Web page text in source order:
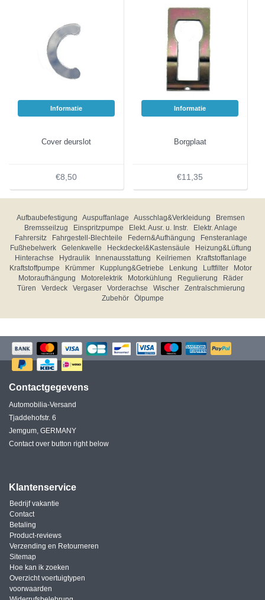
Informatie
Cover deurslot
€8,50
Informatie
Borgplaat
€11,35
Aufbaubefestigung Auspuffanlage Ausschlag&Verkleidung
Bremsen
Bremsseilzug
Einspritzpumpe Elekt. Ausr. u. Instr.
Elektr. Anlage
Fahrersitz
Fahrgestell-Blechteile Federn&Aufhängung
Fensteranlage
Fußhebelwerk
Gelenkwelle Heckdeckel&Kastensäule
Heizung&Lüftung
Hinterachse
Hydraulik Innenausstattung Keilriemen
Kraftstoffanlage
Kraftstoffpumpe
Krümmer Kupplung&Getriebe Lenkung Luftfilter
Motor
Motoraufhängung
Motorelektrik Motorkühlung Regulierung
Räder
Türen
Verdeck Vergaser Vorderachse Wischer
Zentralschmierung
Zubehör
Ölpumpe
Contactgegevens
Automobilia-Versand
Tjaddehofstr. 6
Jemgum, GERMANY
Contact over button right below
Klantenservice
Bedrijf vakantie
Contact
Betaling
Product-reviews
Verzending en Retourneren
Sitemap
Hoe kan ik zoeken
Overzicht voertuigtypen
voorwaarden